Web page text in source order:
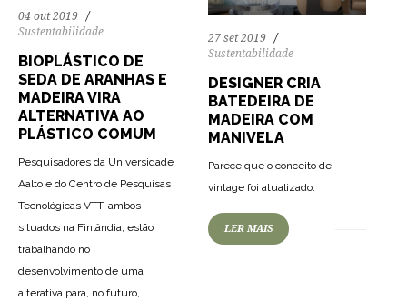
04 out 2019
Sustentabilidade
BIOPLÁSTICO DE
SEDA DE ARANHAS E
MADEIRA VIRA
ALTERNATIVA AO
PLÁSTICO COMUM
Pesquisadores da Universidade
Aalto e do Centro de Pesquisas
Tecnológicas VTT, ambos
situados na Finlândia, estão
trabalhando no
desenvolvimento de uma
alterativa para, no futuro,
27 set 2019
Sustentabilidade
DESIGNER CRIA
BATEDEIRA DE
MADEIRA COM
MANIVELA
Parece que o conceito de
vintage foi atualizado.
LER MAIS